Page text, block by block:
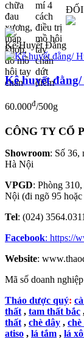
Kê Huyết Đằng
Kê huyết
60.000đ/500g
CÔNG TY CỔ
Showroom: Số 36,
Hà Nội
VPGD: Phòng
Nội (đi ngõ 95
Tel: (024)
Facebook: https://
Website:
Mã số doanh
Thảo dược quý:
thất , tam thất bắc
thất , chè dây , chè
atiso , lá tắm , lá